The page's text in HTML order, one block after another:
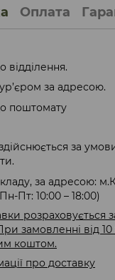
Оплата
відділення.
за адресою.
поштомату
за
за адресою:
Пт: 10:00 – 18:00)
розраховується
замовленні від
коштом.
про доставку